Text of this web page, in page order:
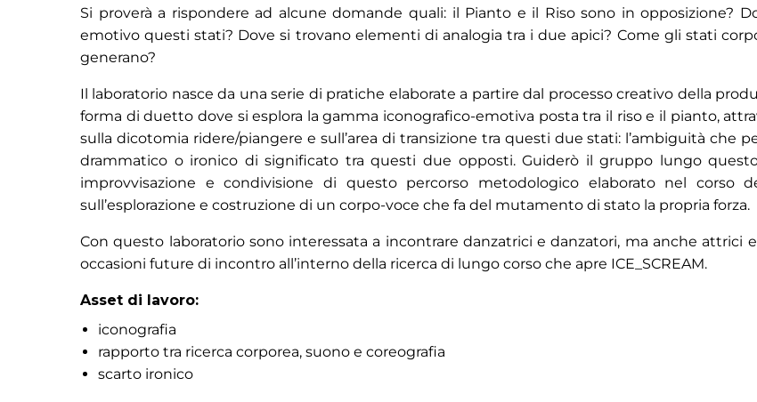
Si proverà a rispondere ad alcune domande quali: il Pianto e il Riso sono in opposizione?
emotivo questi stati? Dove si trovano elementi di analogia tra i due apici? Come gli stati
generano?
Il laboratorio nasce da una serie di pratiche elaborate a partire dal processo creativo della
forma di duetto dove si esplora la gamma iconografico-emotiva posta tra il riso e il pianto,
sulla dicotomia ridere/piangere e sull’area di transizione tra questi due stati: l’ambiguità che
drammatico o ironico di significato tra questi due opposti. Guiderò il gruppo lungo
improvvisazione e condivisione di questo percorso metodologico elaborato nel corso
sull’esplorazione e costruzione di un corpo-voce che fa del mutamento di stato la propria forza.
Con questo laboratorio sono interessata a incontrare danzatrici e danzatori, ma anche attrici
occasioni future di incontro all’interno della ricerca di lungo corso che apre ICE_SCREAM.
Asset di lavoro:
iconografia
rapporto tra ricerca corporea, suono e coreografia
scarto ironico